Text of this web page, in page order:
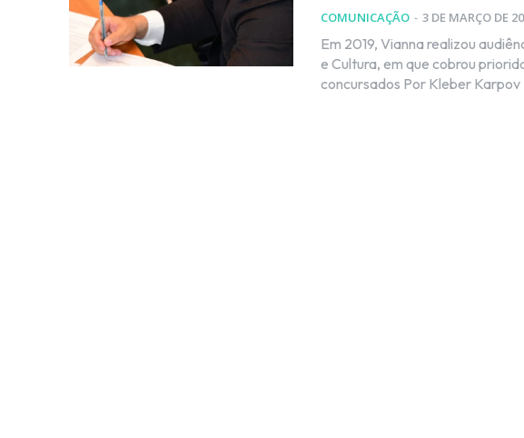
COMUNICAÇÃO - 3 DE MARÇO DE
Em 2019, Vianna realizou
e Cultura, em que cobrou